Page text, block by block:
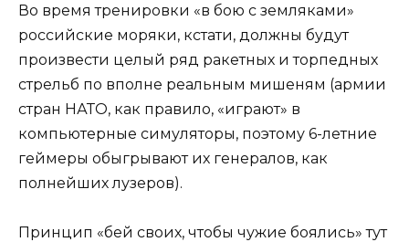
Во время тренировки «в бою с земляками»
российские моряки, кстати, должны будут
произвести целый ряд ракетных и торпедных
стрельб по вполне реальным мишеням (армии
стран НАТО, как правило, «играют» в
компьютерные симуляторы, поэтому 6-летние
геймеры обыгрывают их генералов, как
полнейших лузеров).
Принцип «бей своих, чтобы чужие боялись» тут